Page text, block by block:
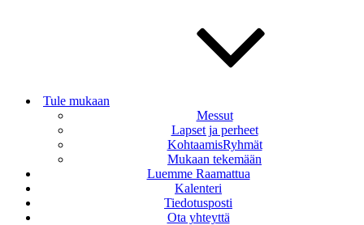
Tule mukaan
Messut
Lapset ja perheet
KohtaamisRyhmät
Mukaan tekemään
Luemme Raamattua
Kalenteri
Tiedotusposti
Ota yhteyttä